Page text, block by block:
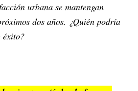
urbana se mantengan
dos años. ¿Quién podría
éxito?